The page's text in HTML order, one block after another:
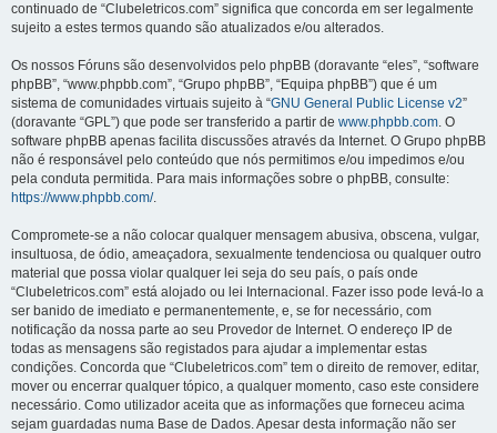
continuado de “Clubeletricos.com” significa que concorda em ser legalmente
sujeito a estes termos quando são atualizados e/ou alterados.
Os nossos Fóruns são desenvolvidos pelo phpBB (doravante “eles”, “software
phpBB”, “www.phpbb.com”, “Grupo phpBB”, “Equipa phpBB”) que é um
sistema de comunidades virtuais sujeito à “GNU General Public License v2”
(doravante “GPL”) que pode ser transferido a partir de www.phpbb.com. O
software phpBB apenas facilita discussões através da Internet. O Grupo phpBB
não é responsável pelo conteúdo que nós permitimos e/ou impedimos e/ou
pela conduta permitida. Para mais informações sobre o phpBB, consulte:
https://www.phpbb.com/.
Compromete-se a não colocar qualquer mensagem abusiva, obscena, vulgar,
insultuosa, de ódio, ameaçadora, sexualmente tendenciosa ou qualquer outro
material que possa violar qualquer lei seja do seu país, o país onde
“Clubeletricos.com” está alojado ou lei Internacional. Fazer isso pode levá-lo a
ser banido de imediato e permanentemente, e, se for necessário, com
notificação da nossa parte ao seu Provedor de Internet. O endereço IP de
todas as mensagens são registados para ajudar a implementar estas
condições. Concorda que “Clubeletricos.com” tem o direito de remover, editar,
mover ou encerrar qualquer tópico, a qualquer momento, caso este considere
necessário. Como utilizador aceita que as informações que forneceu acima
sejam guardadas numa Base de Dados. Apesar desta informação não ser